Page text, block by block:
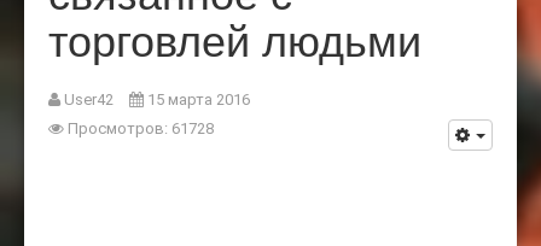
торговлей людьми
User42
15 марта 2016
Просмотров: 61728